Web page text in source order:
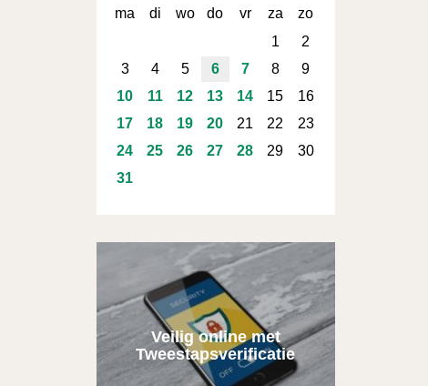
ma di wo do vr za
zo
1
2
3
4 5 6 7 8
9
10
11 12 13 14 15
16
17
18 19 20 21 22
23
24
25 26 27 28 29
30
31
Veilig online met
Tweestapsverificatie